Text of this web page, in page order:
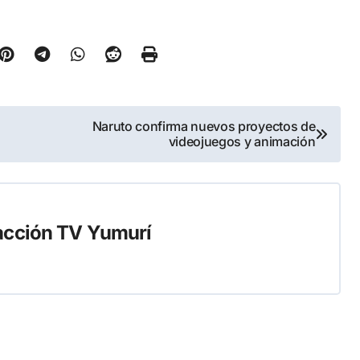
Naruto confirma nuevos proyectos de
videojuegos y animación
TV Yumurí